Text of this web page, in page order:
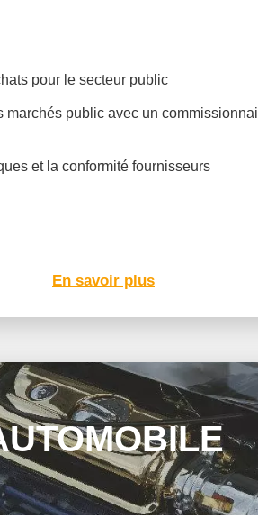
pour le secteur public
marchés public avec un
et la conformité fournisseurs
En savoir plus